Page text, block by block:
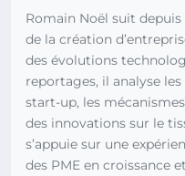
Romain Noël suit
de la création
des évolutions
reportages, il analyse
start-up, les
des innovations sur le
s’appuie sur une
des PME en croissance